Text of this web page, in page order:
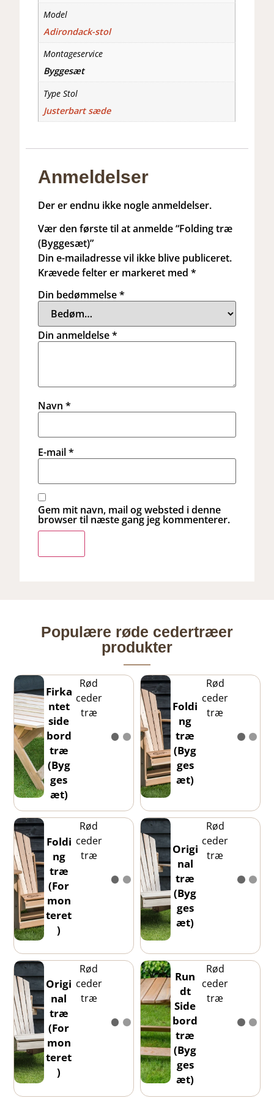
Model
Adirondack-stol
Montageservice
Byggesæt
Type Stol
Justerbart sæde
Anmeldelser
Der er endnu ikke nogle anmeldelser.
Vær den første til at anmelde “Folding træ
(Byggesæt)”
Din e-mailadresse vil ikke blive publiceret.
Krævede felter er markeret med*
Din bedømmelse*
Din anmeldelse*
Navn*
E-mail*
Gem mit navn, mail og websted i denne
browser til næste gang jeg kommenterer.
Populære røde cedertræer
produkter
Firka
ntet
side
bord
træ
(Byg
ges
æt)
Rød
ceder
træ
Foldi
ng
træ
(Byg
ges
æt)
Rød
ceder
træ
Foldi
ng
træ
(For
mon
teret
)
Rød
ceder
træ
Origi
nal
træ
(Byg
ges
æt)
Rød
ceder
træ
Origi
nal
træ
(For
mon
teret
)
Rød
ceder
træ
Run
dt
Side
bord
træ
(Byg
ges
æt)
Rød
ceder
træ